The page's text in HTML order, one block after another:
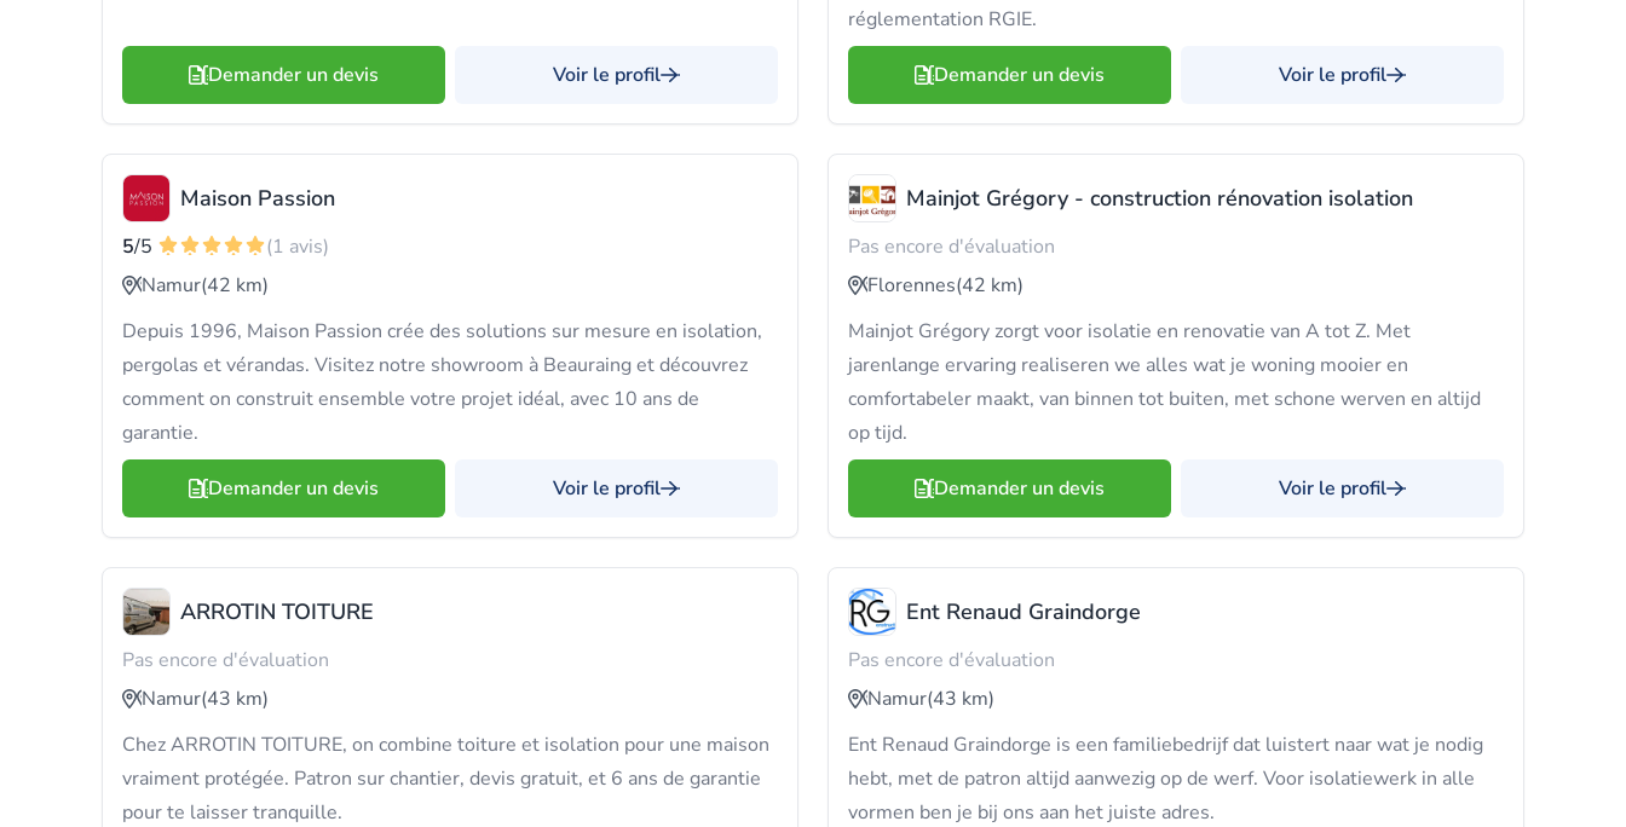
Demander un devis Voir le profil
réglementation RGIE.
Demander un devis Voir le profil
Maison Passion
5/5
(1 avis)
Namur(42 km)
Depuis 1996, Maison Passion crée des solutions sur mesure en isolation,
pergolas et vérandas. Visitez notre showroom à Beauraing et découvrez
comment on construit ensemble votre projet idéal, avec 10 ans de
garantie.
Demander un devis Voir le profil
Mainjot Grégory - construction rénovation isolation
Pas encore d'évaluation
Florennes(42 km)
Mainjot Grégory zorgt voor isolatie en renovatie van A tot Z. Met
jarenlange ervaring realiseren we alles wat je woning mooier en
comfortabeler maakt, van binnen tot buiten, met schone werven en altijd
op tijd.
Demander un devis Voir le profil
ARROTIN TOITURE
Pas encore d'évaluation
Namur(43 km)
Chez ARROTIN TOITURE, on combine toiture et isolation pour une maison
vraiment protégée. Patron sur chantier, devis gratuit, et 6 ans de garantie
pour te laisser tranquille.
Ent Renaud Graindorge
Pas encore d'évaluation
Namur(43 km)
Ent Renaud Graindorge is een familiebedrijf dat luistert naar wat je nodig
hebt, met de patron altijd aanwezig op de werf. Voor isolatiewerk in alle
vormen ben je bij ons aan het juiste adres.